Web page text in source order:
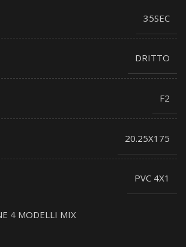
35SEC
DRITTO
F2
20.25X175
PVC 4X1
4 MODELLI MIX